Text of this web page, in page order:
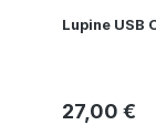
Lupine USB
Regulärer
27,00 €